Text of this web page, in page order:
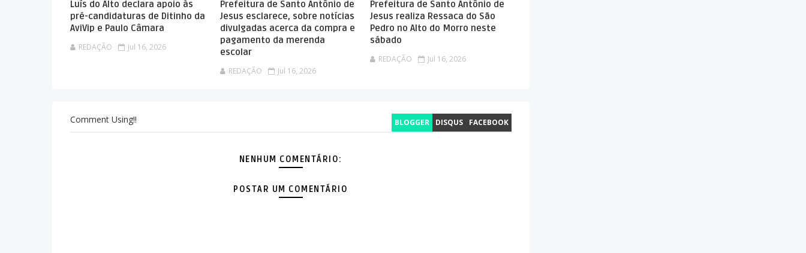
Luís do Alto declara apoio às
pré-candidaturas de Ditinho da
AviVip e Paulo Câmara
REDAÇÃO Jul 16, 2026
Prefeitura de Santo Antônio de
Jesus esclarece, sobre notícias
divulgadas acerca da compra e
pagamento da merenda
escolar
REDAÇÃO Jul 16, 2026
Prefeitura de Santo Antônio de
Jesus realiza Ressaca do São
Pedro no Alto do Morro neste
sábado
REDAÇÃO Jul 16, 2026
BLOGGER DISQUS FACEBOOK
Comment Using!!
NENHUM COMENTÁRIO:
POSTAR UM COMENTÁRIO